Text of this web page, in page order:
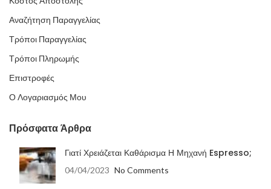
Αναζήτηση Παραγγελίας
Τρόποι Παραγγελίας
Τρόποι Πληρωμής
Επιστροφές
Ο Λογαριασμός Μου
Πρόσφατα Άρθρα
Γιατί Χρειάζεται Καθάρισμα Η Μηχανή Espresso;
04/04/2023 No Comments